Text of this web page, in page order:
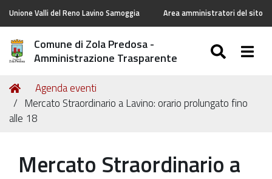
Unione Valli del Reno Lavino Samoggia Area amministratori del sito
Comune di Zola Predosa -
Amministrazione Trasparente
Tu
sei
qui:
Home
Agenda eventi
Mercato Straordinario a Lavino: orario prolungato fino
alle 18
Mercato Straordinario a